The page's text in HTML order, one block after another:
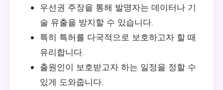
우선권 주장을 통해 발명자는 데이터나 기
술 유출을 방지할 수 있습니다.
특히 특허를 다국적으로 보호하고자 할 때
유리합니다.
출원인이 보호받고자 하는 일정을 정할 수
있게 도와줍니다.